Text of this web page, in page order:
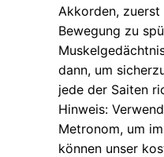
Akkorden,
Bewegung zu
dann, um
jede der Saiten
Hinweis:
Metronom, um
können unser